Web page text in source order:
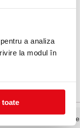
a analiza
la modul în
toate
si nu va fi afisata pe site.